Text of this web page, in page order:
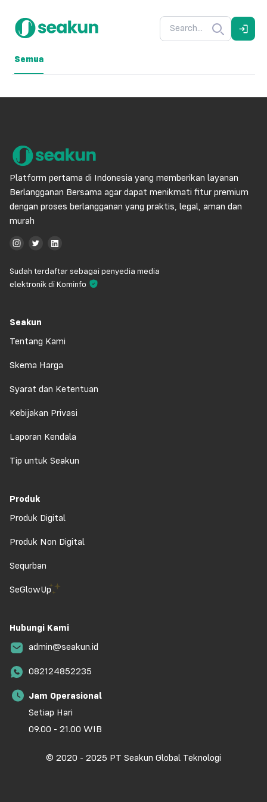
Semua
Platform pertama di Indonesia yang memberikan layanan
Berlangganan Bersama agar dapat menikmati fitur premium
dengan proses berlangganan yang praktis, legal, aman dan
murah
Sudah terdaftar sebagai penyedia media
elektronik di Kominfo
Seakun
Tentang Kami
Skema Harga
Syarat dan Ketentuan
Kebijakan Privasi
Laporan Kendala
Tip untuk Seakun
Produk
Produk Digital
Produk Non Digital
Sequrban
SeGlowUp
Hubungi Kami
admin@seakun.id
082124852235
Jam Operasional
Setiap Hari
09.00 - 21.00 WIB
© 2020 - 2025 PT Seakun Global Teknologi